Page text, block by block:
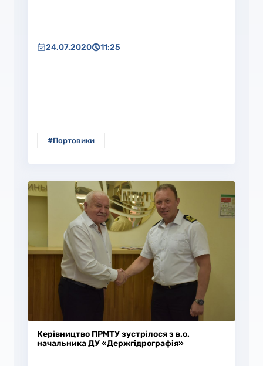
24.07.2020 11:25
#Портовики
Керівництво ПРМТУ зустрілося з в.о.
начальника ДУ «Держгідрографія»